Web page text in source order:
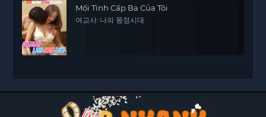
Mối Tình Cấp Ba Của Tôi
여교사: 나의 몽정시대